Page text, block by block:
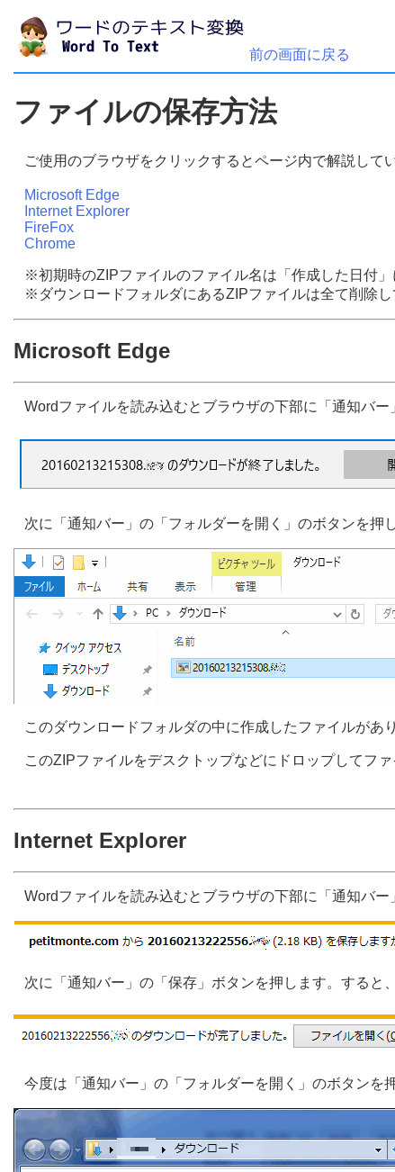
前の画面に戻る
ファイルの保存方法
ご使用のブラウザをクリックするとページ内で解説して
Microsoft Edge
Internet Explorer
FireFox
Chrome
※初期時のZIPファイルのファイル名は「作成した日付」
※ダウンロードフォルダにあるZIPファイルは全て削除し
Microsoft Edge
Wordファイルを読み込むとブラウザの下部に「通知バー
次に「通知バー」の「フォルダーを開く」のボタンを押
このダウンロードフォルダの中に作成したファイルがあ
このZIPファイルをデスクトップなどにドロップしてフ
Internet Explorer
Wordファイルを読み込むとブラウザの下部に「通知バー
次に「通知バー」の「保存」ボタンを押します。すると
今度は「通知バー」の「フォルダーを開く」のボタンを